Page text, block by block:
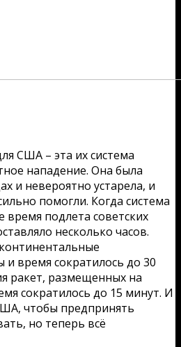
США – эта их система
нападение. Она была
и невероятно устарела, и
помогли. Когда система
время подлета советских
несколько часов.
и время сократилось до 30
ракет, размещенных на
сократилось до 15 минут. И
чтобы предпринять
но теперь всё